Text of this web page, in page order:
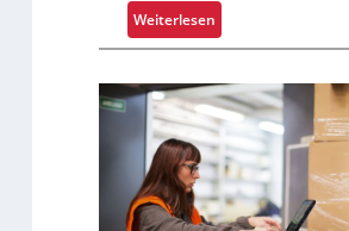
o
s
e
n
Weiterlesen:
O
t
i
m
i
e
r